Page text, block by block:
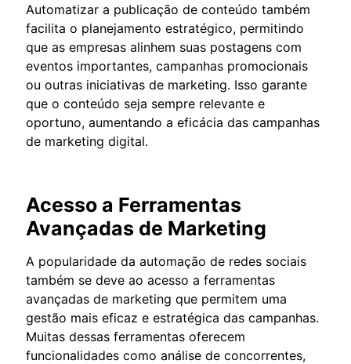
Automatizar a publicação de conteúdo também
facilita o planejamento estratégico, permitindo
que as empresas alinhem suas postagens com
eventos importantes, campanhas promocionais
ou outras iniciativas de marketing. Isso garante
que o conteúdo seja sempre relevante e
oportuno, aumentando a eficácia das campanhas
de marketing digital.
Acesso a Ferramentas
Avançadas de Marketing
A popularidade da automação de redes sociais
também se deve ao acesso a ferramentas
avançadas de marketing que permitem uma
gestão mais eficaz e estratégica das campanhas.
Muitas dessas ferramentas oferecem
funcionalidades como análise de concorrentes,